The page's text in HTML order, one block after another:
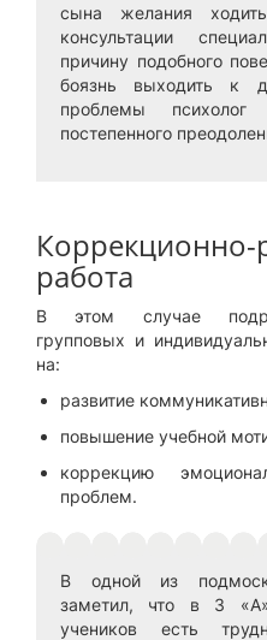
сына желания
консультации
причину подобного
боязнь выходить к
проблемы психолог
постепенного
работа
В этом случае
групповых и
на:
развитие
повышение учебной
коррекцию
проблем.
В одной из
заметил, что в 3
учеников есть